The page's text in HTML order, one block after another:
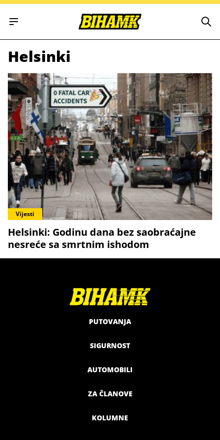
Open main menu
Helsinki
Vijesti
Helsinki: Godinu dana bez saobraćajne
nesreće sa smrtnim ishodom
PUTOVANJA
SIGURNOST
AUTOMOBILI
ZA ČLANOVE
KOLUMNE